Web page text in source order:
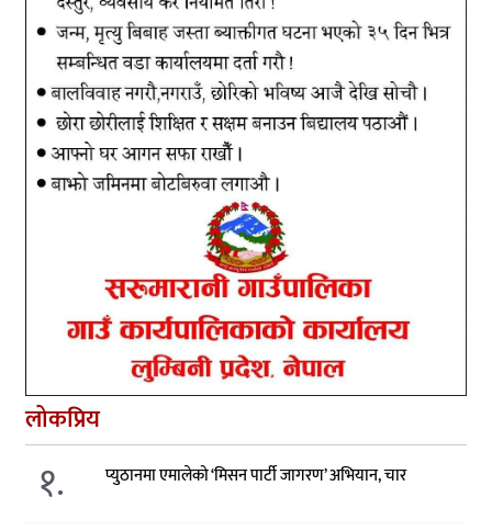
लोकप्रिय
१. प्युठानमा एमालेको ‘मिसन पार्टी जागरण’ अभियान, चार